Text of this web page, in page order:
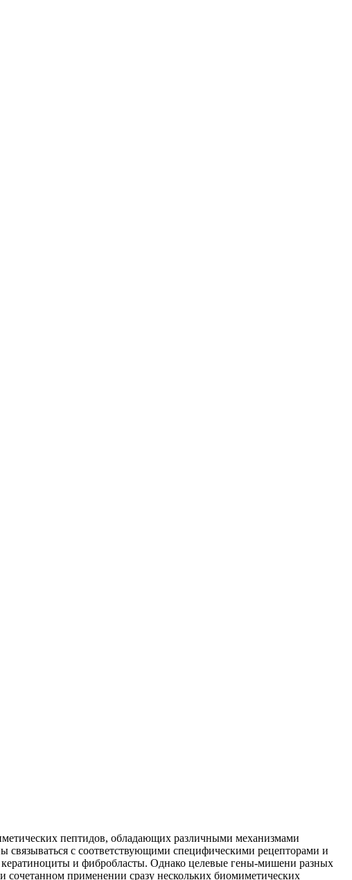
пептидов, обладающих различными механизмами
с соответствующими специфическими рецепторами и
и фибробласты. Однако целевые гены-мишени разных
сочетанном применении сразу нескольких биомиметических